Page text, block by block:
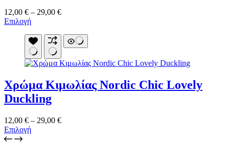
στη
σελίδα
του
προϊόντος
12,00 € – 29,00 €Price
through
29,00 €
ΕπιλογήΑυτό
προϊόν
έχει
πολλαπλές
παραλλαγές.
επιλογές
μπορούν
να
στη
σελίδα
Χρώμα Κιμωλίας Nordic Chic Lovely
Duckling
12,00 € – 29,00 €Price
ΕπιλογήΑυτό